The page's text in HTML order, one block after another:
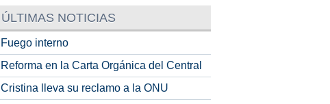
ÚLTIMAS NOTICIAS
Fuego interno
Reforma en la Carta Orgánica del Central
Cristina lleva su reclamo a la ONU